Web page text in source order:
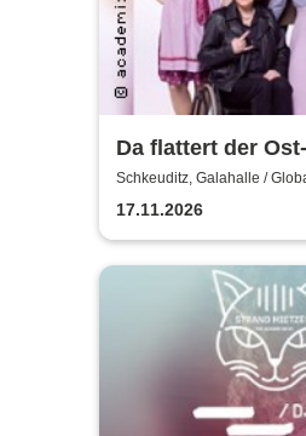
Da flattert der
H.Blank, A.
Köbernick
Schkeuditz, Galahalle /
17.11.2026